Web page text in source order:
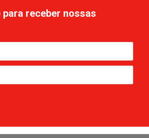
receber nossas